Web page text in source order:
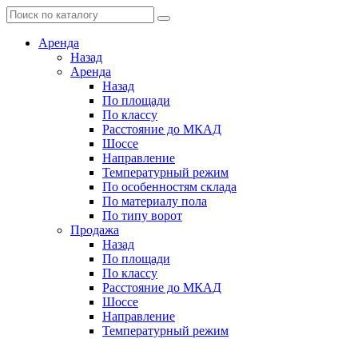
Аренда
Назад
Аренда
Назад
По площади
По классу
Расстояние до МКАД
Шоссе
Направление
Температурный режим
По особенностям склада
По материалу пола
По типу ворот
Продажа
Назад
По площади
По классу
Расстояние до МКАД
Шоссе
Направление
Температурный режим